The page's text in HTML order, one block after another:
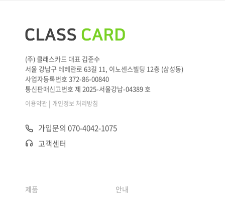
(주) 클래스카드 대표 김준수
서울 강남구 테헤란로 63길 11, 이노센스빌딩 12층 (삼성동)
사업자등록번호 372-86-00840
통신판매신고번호 제 2025-서울강남-04389 호
이용약관 | 개인정보 처리방침
가입문의 070-4042-1075
고객센터
제품 안내